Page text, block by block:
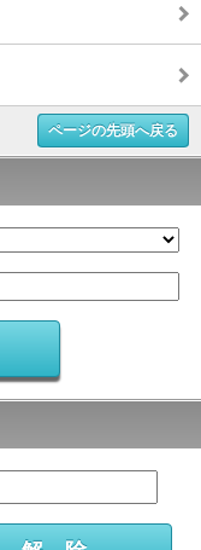
ページの先頭へ戻る